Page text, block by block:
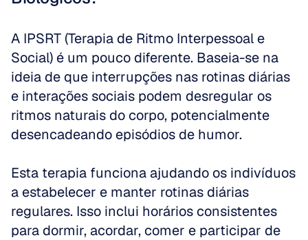
A IPSRT (Terapia de Ritmo Interpessoal e
Social) é um pouco diferente. Baseia-se na
ideia de que interrupções nas rotinas diárias
e interações sociais podem desregular os
ritmos naturais do corpo, potencialmente
desencadeando episódios de humor.
Esta terapia funciona ajudando os indivíduos
a estabelecer e manter rotinas diárias
regulares. Isso inclui horários consistentes
para dormir, acordar, comer e participar de